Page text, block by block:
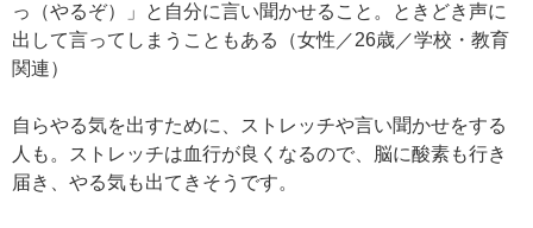
っ（やるぞ）」と自分に言い聞かせること。ときどき声に
出して言ってしまうこともある（女性／26歳／学校・教育
関連）
自らやる気を出すために、ストレッチや言い聞かせをする
人も。ストレッチは血行が良くなるので、脳に酸素も行き
届き、やる気も出てきそうです。